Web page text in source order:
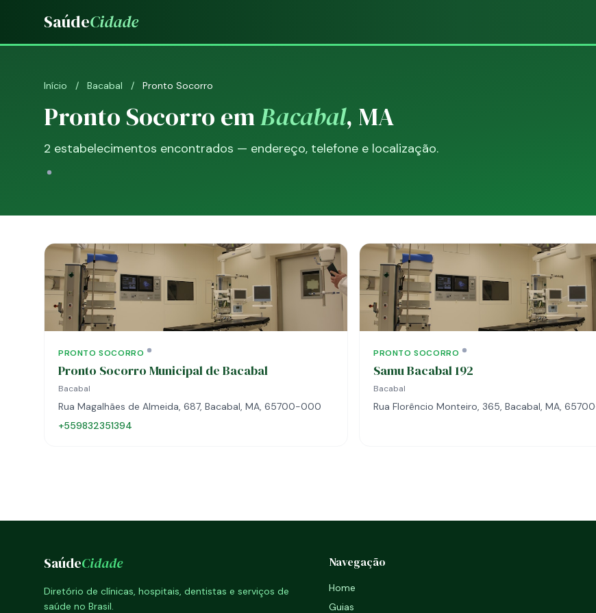
SaúdeCidade
Início / Bacabal / Pronto Socorro
Pronto Socorro emBacabal, MA
2 estabelecimentos encontrados — endereço, telefone e localização.
PRONTO SOCORRO
Pronto Socorro Municipal de Bacabal
Bacabal
Rua Magalhães de Almeida, 687, Bacabal, MA, 65700-000
+559832351394
PRONTO SOCORRO
Samu Bacabal 192
Bacabal
Rua Florêncio Monteiro, 365, Bacabal, MA,
SaúdeCidade
Diretório de clínicas, hospitais, dentistas e serviços de
saúde no Brasil.
Navegação
Home
Guias